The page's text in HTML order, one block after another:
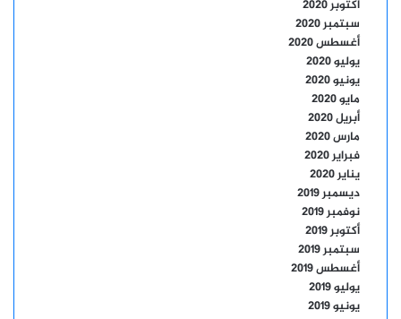
أكتوبر 2020
سبتمبر 2020
أغسطس 2020
يوليو 2020
يونيو 2020
مايو 2020
أبريل 2020
مارس 2020
فبراير 2020
يناير 2020
ديسمبر 2019
نوفمبر 2019
أكتوبر 2019
سبتمبر 2019
أغسطس 2019
يوليو 2019
يونيو 2019